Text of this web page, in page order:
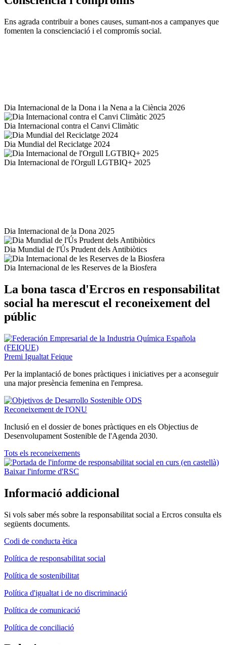
Ens agrada contribuir a bones causes, sumant-nos a campanyes que
fomenten la conscienciació i el compromís social.
Dia Internacional de la Dona i la Nena a la Ciència 2026
Dia Internacional contra el Canvi Climàtic
Dia Mundial del Reciclatge 2024
Dia Internacional de l'Orgull LGTBIQ+ 2025
Dia Internacional de la Dona 2025
Dia Mundial de l'Ús Prudent dels Antibiòtics
Dia Internacional de les Reserves de la Biosfera
La bona tasca d'Ercros en responsabilitat
social ha merescut el reconeixement del
públic
Premi Igualtat Feique
Per la implantació de bones pràctiques i iniciatives per a aconseguir
una major presència femenina en l'empresa.
Reconeixement de l'ONU
Inclusió en el dossier de bones pràctiques en els Objectius de
Desenvolupament Sostenible de l'Agenda 2030.
Tots els reconeixements
Baixar l'informe d'RSC
Informació addicional
Si vols saber més sobre la responsabilitat social a Ercros consulta els
següents documents.
Codi de conducta ètica
Política de responsabilitat social
Política de sostenibilitat
Política d'igualtat i de no discriminació
Política de comunicació
Política de conciliació